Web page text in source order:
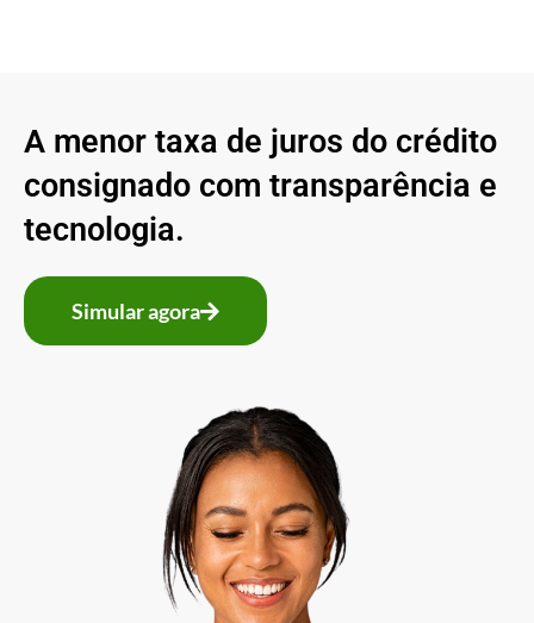
A menor taxa de juros do crédito
consignado com transparência e
tecnologia.
Simular agora